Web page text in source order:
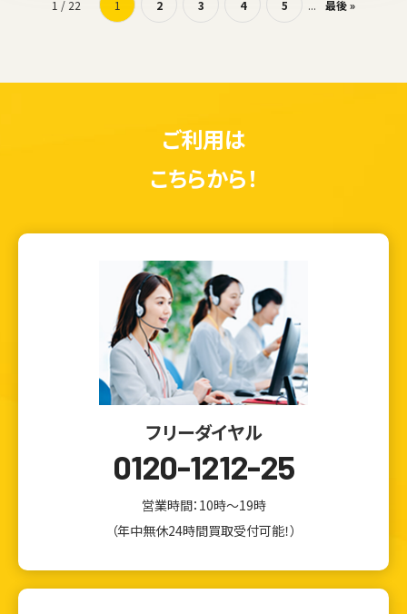
1 / 22 1 2 3 4 5 ... 最後 »
ご利用は
こちらから！
フリーダイヤル
0120-1212-25
営業時間：10時～19時
（年中無休24時間買取受付可能！）